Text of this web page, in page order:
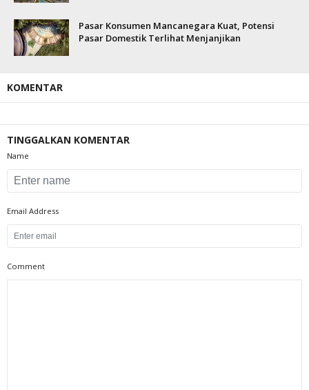
Pasar Konsumen Mancanegara Kuat, Potensi
Pasar Domestik Terlihat Menjanjikan
KOMENTAR
TINGGALKAN KOMENTAR
Name
Email Address
Comment